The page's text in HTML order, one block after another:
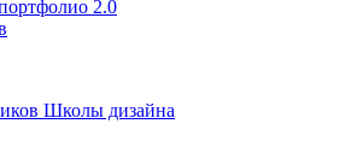
2.0
Школы дизайна